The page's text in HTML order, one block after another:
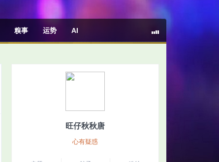
糗事 运势 AI
旺仔秋秋唐
心有疑惑